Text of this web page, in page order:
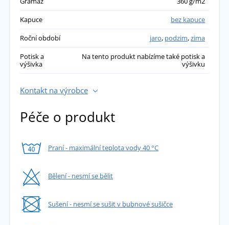
Kapuce
bez kapuce
Roční období
jaro, podzim,zima
Potisk a
výšivka
Na tento produkt nabízíme také potisk a
výšivku
Kontakt na výrobce
Péče o produkt
Praní - maximální teplota vody 40 °C
Bělení - nesmí se bělit
Sušení - nesmí se sušit v bubnové sušičce